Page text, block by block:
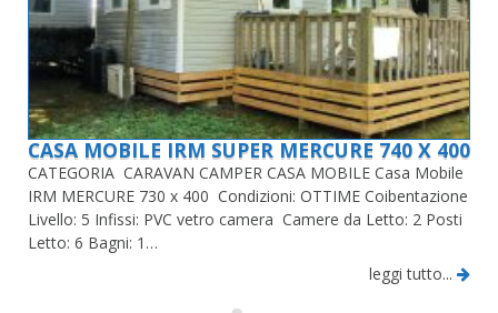
CASA MOBILE IRM SUPER MERCURE 740 X 400
CATEGORIA CARAVAN CAMPER CASA MOBILE Casa Mobile
IRM MERCURE 730 x 400 Condizioni: OTTIME Coibentazione
Livello: 5 Infissi: PVC vetro camera Camere da Letto: 2 Posti
Letto: 6 Bagni: 1…
leggi tutto...